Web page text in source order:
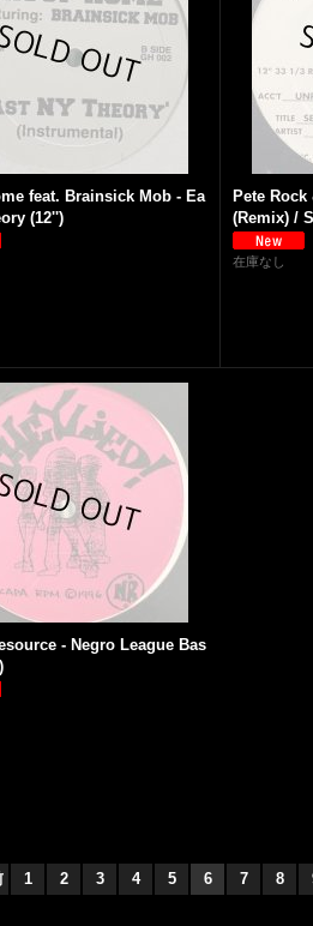
feat. Brainsick Mob - Ea
(12'')
Pete
(Remix) /
在庫なし
- Negro League Bas
1 2 3 4 5 6 7 8